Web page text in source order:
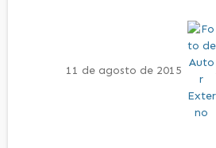
11 de agosto de 2015